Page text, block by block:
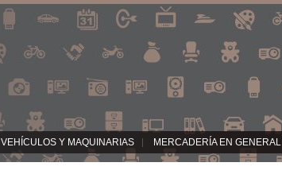
VEHÍCULOS Y MAQUINARIAS MERCADERÍA EN GENERAL